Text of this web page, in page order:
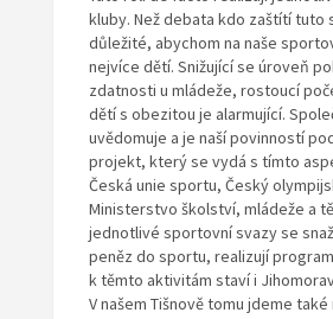
kluby. Než debata kdo zaštítí tuto
důležité, abychom na naše
nejvíce dětí. Snižující se úroveň
zdatnosti u mládeže, rostoucí
dětí s obezitou je alarmující.
uvědomuje a je naší povinností
projekt, který se vydá s tímto
Česká unie sportu, Český
Ministerstvo školství, mládeže a
jednotlivé sportovní svazy se
peněz do sportu, realizují
k těmto aktivitám staví i
V našem Tišnově tomu jdeme